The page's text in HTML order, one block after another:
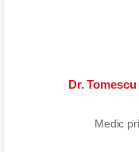
Dr.
Medic